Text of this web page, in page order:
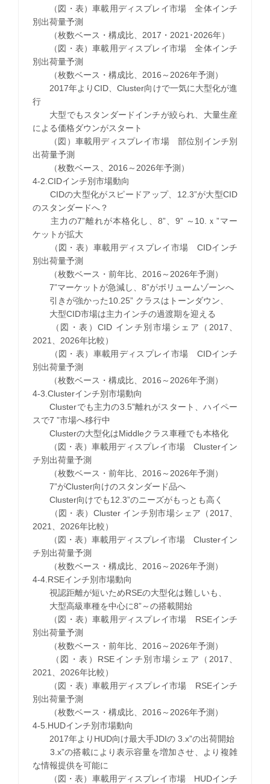
（図・表）車載用ディスプレイ市場 全体インチ
別出荷量予測
（枚数ベース・構成比、2017・2021･2026年）
（図・表）車載用ディスプレイ市場 全体インチ
別出荷量予測
（枚数ベース・構成比、2016～2026年予測）
2017年よりCID、Cluster向けで一気に大型化が進
行
大型でもスタンダードインチが絞られ、大量生産
による価格ダウンがスタート
（図）車載用ディスプレイ市場 部位別インチ別
出荷量予測
（枚数ベース、2016～2026年予測）
4-2.CIDインチ別市場動向
CIDの大型化がスピードアップ、12.3”が大型CID
のスタンダードへ？
主力の7”離れが本格化し、8”、9” ～10.ｘ”マー
ケットが拡大
（図・表）車載用ディスプレイ市場 CIDインチ
別出荷量予測
（枚数ベース・前年比、2016～2026年予測）
7”マーケットが急減し、8”がボリュームゾーンへ
引きが強かった10.25” クラスはトーンダウン、
大型CID市場は主力インチの過渡期を迎える
（図・表）CID インチ別市場シェア（2017、
2021、2026年比較）
（図・表）車載用ディスプレイ市場 CIDインチ
別出荷量予測
（枚数ベース・構成比、2016～2026年予測）
4-3.Clusterインチ別市場動向
Clusterでも主力の3.5”離れがスタート、ハイペー
スで7 ”市場へ移行中
Clusterの大型化はMiddleクラス車種でも本格化
（図・表）車載用ディスプレイ市場 Clusterイン
チ別出荷量予測
（枚数ベース・前年比、2016～2026年予測）
7”がCluster向けのスタンダード品へ
Cluster向けでも12.3”のニーズがもっとも高く
（図・表）Cluster インチ別市場シェア（2017、
2021、2026年比較）
（図・表）車載用ディスプレイ市場 Clusterイン
チ別出荷量予測
（枚数ベース・構成比、2016～2026年予測）
4-4.RSEインチ別市場動向
視認距離が短いためRSEの大型化は難しいも、
大型高級車種を中心に8”～の搭載開始
（図・表）車載用ディスプレイ市場 RSEインチ
別出荷量予測
（枚数ベース・前年比、2016～2026年予測）
（図・表）RSEインチ別市場シェア（2017、
2021、2026年比較）
（図・表）車載用ディスプレイ市場 RSEインチ
別出荷量予測
（枚数ベース・構成比、2016～2026年予測）
4-5.HUDインチ別市場動向
2017年よりHUD向け最大手JDIの 3.x”の出荷開始
3.x”の搭載により表示容量を増加させ、より複雑
な情報提供を可能に
（図・表）車載用ディスプレイ市場 HUDインチ